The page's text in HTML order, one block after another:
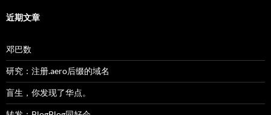
近期文章
邓巴数
研究：注册.aero后缀的域名
盲生，你发现了华点。